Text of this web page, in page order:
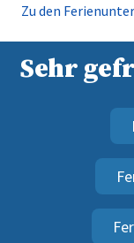
Zu den
Sehr